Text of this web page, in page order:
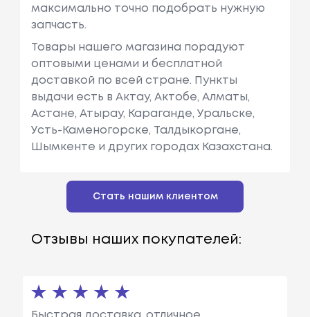
максимально точно подобрать нужную
запчасть.
Товары нашего магазина порадуют
оптовыми ценами и бесплатной
доставкой по всей стране. Пункты
выдачи есть в Актау, Актобе, Алматы,
Астане, Атырау, Караганде, Уральске,
Усть-Каменогорске, Талдыкоргане,
Шымкенте и других городах Казахстана.
Стать нашим клиентом
Отзывы наших покупателей: